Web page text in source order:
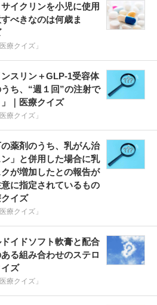
イクリンを小児に使用
べきなのは何歳ま
療クイズ」
スリン＋GLP-1受容体
ち、“週１回”の注射で
｜医療クイズ
療クイズ」
薬剤のうち、乳がん治
」と併用した場合に乳
が増加したとの報告が
に指定されているもの
イズ
療クイズ」
イドソフト軟膏と配合
る組み合わせのステロ
ズ
療クイズ」